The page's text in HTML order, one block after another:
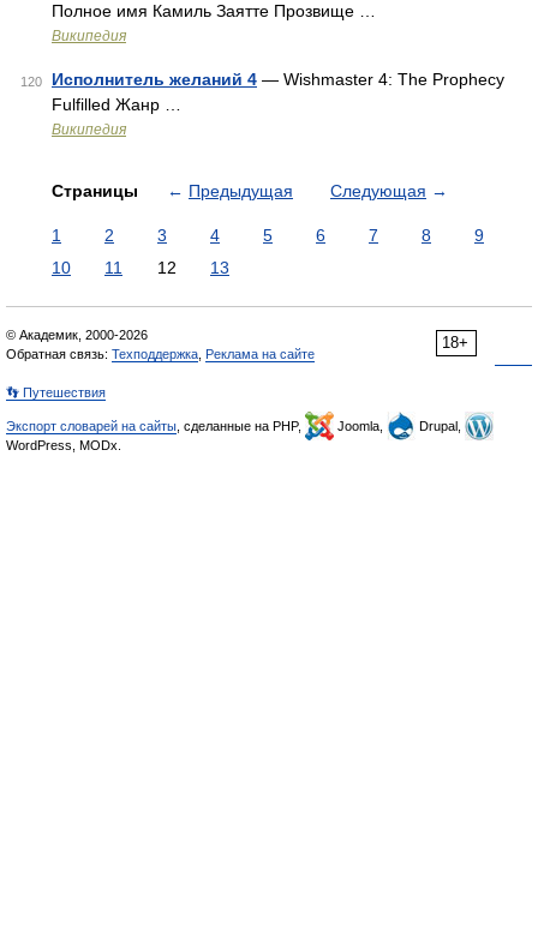
Полное имя Камиль Заятте Прозвище …
Википедия
120 Исполнитель желаний 4 — Wishmaster 4: The Prophecy
Fulfilled Жанр …
Википедия
Страницы ← Предыдущая Следующая →
1 2 3 4 5 6 7 8
9
10
11 12 13
18+
© Академик, 2000-2026
Обратная связь: Техподдержка Реклама на сайте
👣 Путешествия
Экспорт словарей на сайты , сделанные на PHP, Joomla,
Drupal,
WordPress, MODx.